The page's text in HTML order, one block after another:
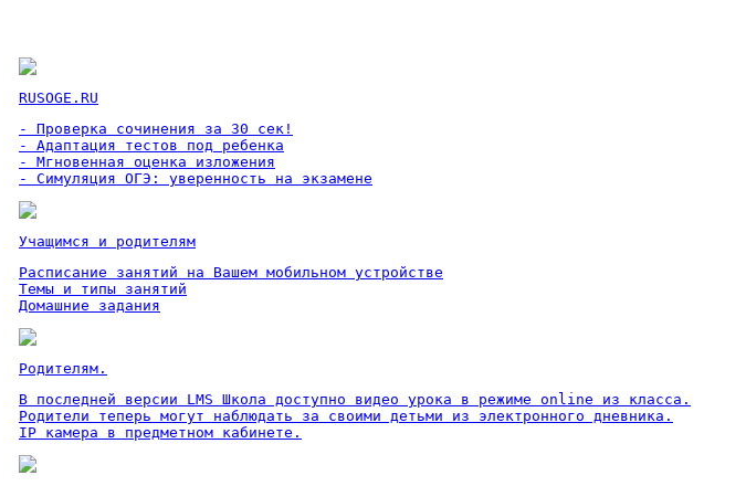
RUSOGE.RU
- Проверка сочинения за 30 сек!
- Адаптация тестов под ребенка
- Мгновенная оценка изложения
- Симуляция ОГЭ: уверенность на экзамене
Учащимся и родителям
Расписание занятий на Вашем мобильном устройстве
Темы и типы занятий
Домашние задания
Родителям.
В последней версии LMS Школа доступно видео урока в режиме online из класса.
Родители теперь могут наблюдать за своими детьми из электронного дневника.
IP камера в предметном кабинете.